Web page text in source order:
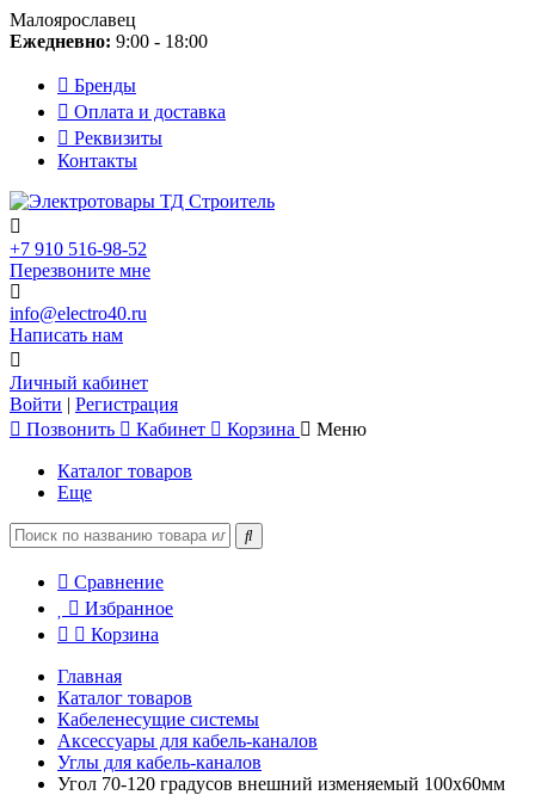
Малоярославец
Ежедневно: 9:00 - 18:00
Бренды
Оплата и доставка
Реквизиты
Контакты
+7 910 516-98-52
Перезвоните мне
info@electro40.ru
Написать нам
Личный кабинет
Войти | Регистрация
Позвонить
Кабинет Корзина Меню
Каталог товаров
Еще
Сравнение
Избранное
Корзина
Главная
Каталог товаров
Кабеленесущие системы
Аксессуары для кабель-каналов
Углы для кабель-каналов
Угол 70-120 градусов внешний изменяемый 100x60мм